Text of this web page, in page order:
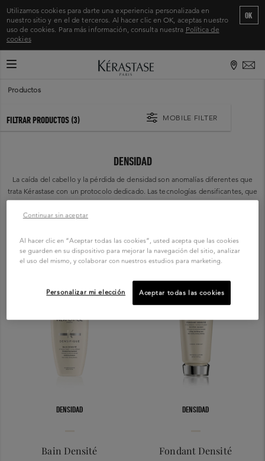
Utilizamos cookies para darte una experiencia personalizada en
nuestro sitio y en el de terceros. Al hacer clic en OK, aceptas nuestro
uso de cookies. Para más información, consulta nuestra Política de
cookies
OK
CAMBIAR MODO DE NAVEGACIÓN
Productos
FILTRAR PRODUCTOS (3) MOBILE FILTER
DENSIDAD
La caída del cabello y la pérdida de densidad son anomalías diferentes que
trata Kérastase con un protocolo dedicado. Las tecnologías densificantes, que
incluyen ácido hialurónico e Intra-Cyclane®, hidratan, dimensionan y
fortalecen el cabello protegiéndolo contra el estrés.
DENSIDAD
Bain Densité
DENSIDAD
Fondant Densité
Al hacer clic en “Aceptar todas las cookies”, usted acepta que las cookies
se guarden en su dispositivo para mejorar la navegación del sitio, analizar
el uso del mismo, y colaborar con nuestros estudios para marketing.
Aceptar todas las cookies
Personalizar mi elección
Continuar sin aceptar